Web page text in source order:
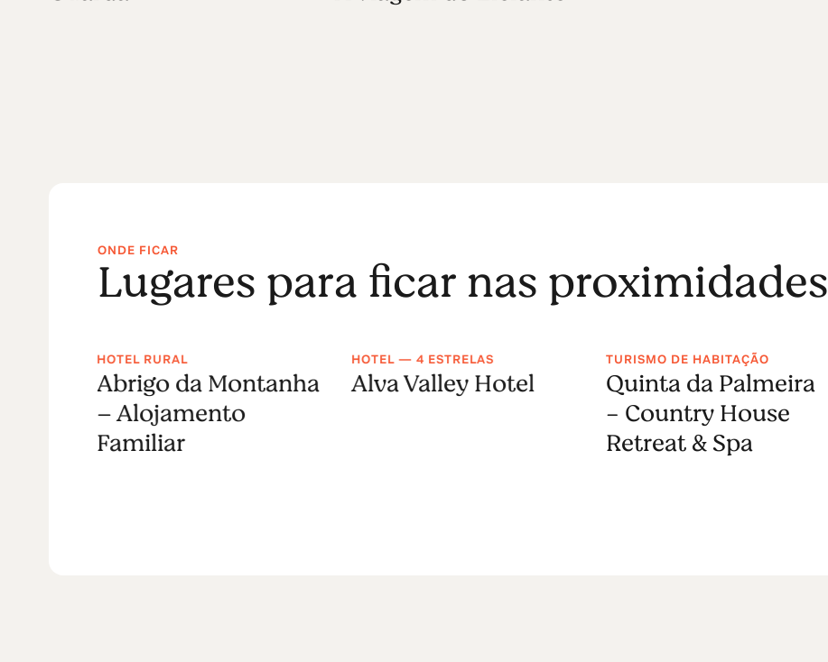
ONDE FICAR
Lugares para ficar nas proximidades
HOTEL RURAL
Abrigo da Montanha
– Alojamento
Familiar
HOTEL — 4 ESTRELAS
Alva Valley Hotel
TURISMO DE HABITAÇÃO
Quinta da Palmeira
- Country House
Retreat & Spa